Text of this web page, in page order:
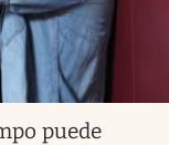
puede